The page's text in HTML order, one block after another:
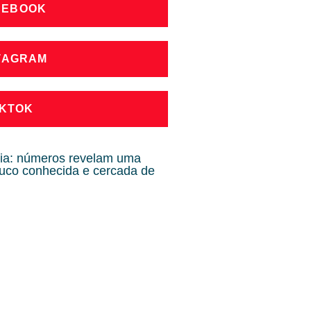
números revelam uma
conhecida e cercada de